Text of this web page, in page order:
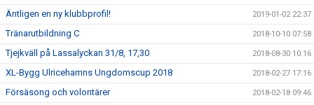
Äntligen en ny klubbprofil! 2019-01-02 22:37
Tränarutbildning C 2018-10-10 07:58
Tjejkväll på Lassalyckan 31/8, 17,30 2018-08-30 10:16
XL-Bygg Ulricehamns Ungdomscup 2018 2018-02-27 17:16
Försäsong och volontärer 2018-02-18 09:46